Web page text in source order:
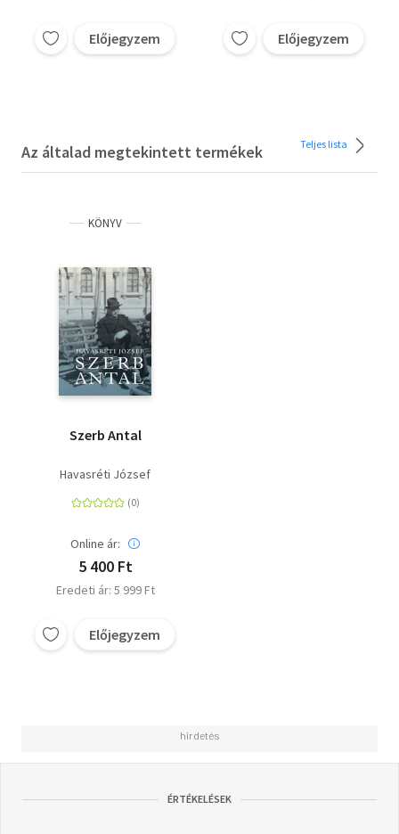
Előjegyzem Előjegyzem
Az általad megtekintett termékek Teljes lista
KÖNYV
Szerb Antal
Havasréti József
Online ár:
5 400 Ft
Eredeti ár: 5 999 Ft
Előjegyzem
ÉRTÉKELÉSEK